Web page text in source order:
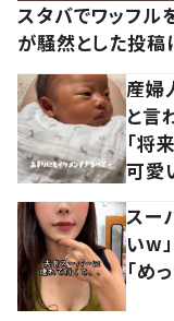
スタバでワッフル
が騒然とした投稿
産婦
と言
「将
可愛
スー
いw
「め